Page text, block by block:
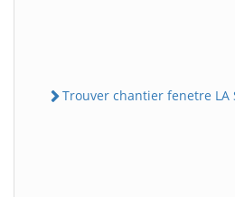
Trouver chantier fenetre LA